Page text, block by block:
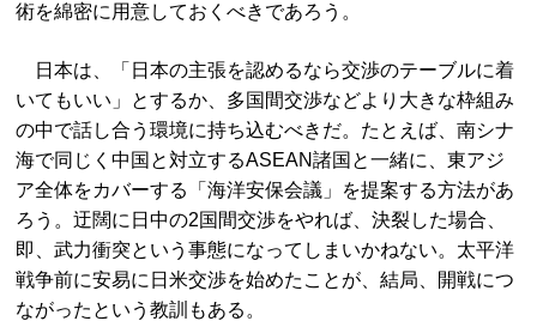
術を綿密に用意しておくべきであろう。
日本は、「日本の主張を認めるなら交渉のテーブルに着
いてもいい」とするか、多国間交渉などより大きな枠組み
の中で話し合う環境に持ち込むべきだ。たとえば、南シナ
海で同じく中国と対立するASEAN諸国と一緒に、東アジ
ア全体をカバーする「海洋安保会議」を提案する方法があ
ろう。迂闊に日中の2国間交渉をやれば、決裂した場合、
即、武力衝突という事態になってしまいかねない。太平洋
戦争前に安易に日米交渉を始めたことが、結局、開戦につ
ながったという教訓もある。